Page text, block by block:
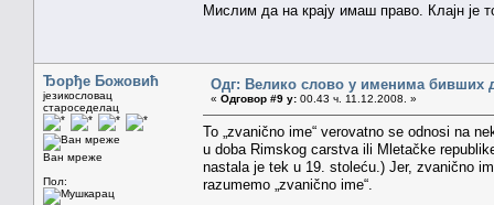
Мислим да на крају имаш право. Клајн је
Ђорђе Божовић
језикословац
староседелац
Ван мреже
Пол:
Одг: Велико слово у именима бивших
« Одговор #9 у: 00.43 ч. 11.12.2008. »
To „zvanično ime“ verovatno se odnosi na
u doba Rimskog carstva ili Mletačke
nastala je tek u 19. stoleću.) Jer, zvanično
razumemo „zvanično ime“.